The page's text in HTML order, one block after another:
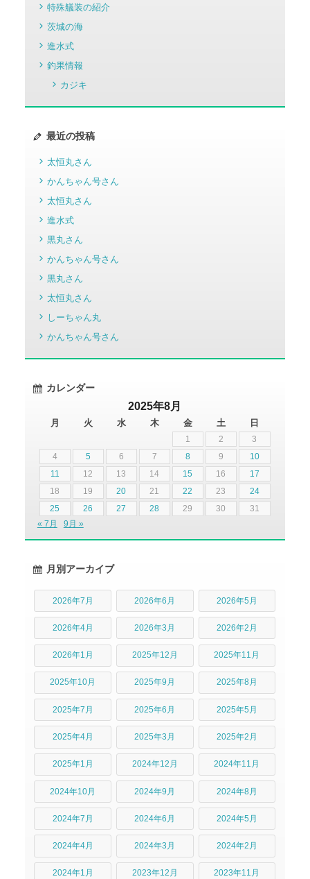
特殊艤装の紹介
茨城の海
進水式
釣果情報
カジキ
最近の投稿
太恒丸さん
かんちゃん号さん
太恒丸さん
進水式
黒丸さん
かんちゃん号さん
黒丸さん
太恒丸さん
しーちゃん丸
かんちゃん号さん
カレンダー
2025年8月
月 火 水 木 金 土 日
1 2
3
4
5 6 7 8 9
10
11
12 13 14 15 16
17
18
19 20 21 22 23
24
25
26 27 28 29 30
31
« 7月
9月 »
月別アーカイブ
2026年7月 2026年6月 2026年5月
2026年4月 2026年3月 2026年2月
2026年1月 2025年12月 2025年11月
2025年10月 2025年9月 2025年8月
2025年7月 2025年6月 2025年5月
2025年4月 2025年3月 2025年2月
2025年1月 2024年12月 2024年11月
2024年10月 2024年9月 2024年8月
2024年7月 2024年6月 2024年5月
2024年4月 2024年3月 2024年2月
2024年1月 2023年12月 2023年11月